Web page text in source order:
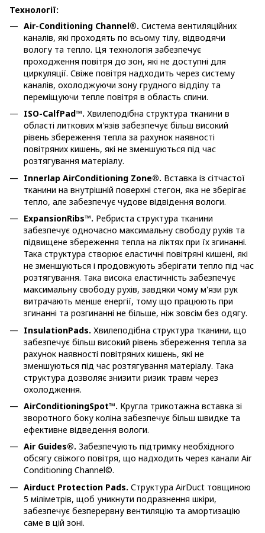
Технології:
Air-Conditioning Channel®. Система вентиляційних
каналів, які проходять по всьому тілу, відводячи
вологу та тепло. Ця технологія забезпечує
проходження повітря до зон, які не доступні для
циркуляції. Свіже повітря надходить через систему
каналів, охолоджуючи зону грудного відділу та
переміщуючи тепле повітря в область спини.
ISO-CalfPad™. Хвилеподібна структура тканини в
області литкових м'язів забезпечує більш високий
рівень збереження тепла за рахунок наявності
повітряних кишень, які не зменшуються під час
розтягування матеріалу.
Innerlap AirConditioning Zone®. Вставка із сітчастої
тканини на внутрішній поверхні стегон, яка не зберігає
тепло, але забезпечує чудове відвідення вологи.
ExpansionRibs™. Ребриста структура тканини
забезпечує одночасно максимальну свободу рухів та
підвищене збереження тепла на ліктях при їх згинанні.
Така структура створює еластичні повітряні кишені, які
не зменшуються і продовжують зберігати тепло під час
розтягування. Така висока еластичність забезпечує
максимальну свободу рухів, завдяки чому м'язи рук
витрачають менше енергії, тому що працюють при
згинанні та розгинанні не більше, ніж зовсім без одягу.
InsulationPads. Хвилеподібна структура тканини, що
забезпечує більш високий рівень збереження тепла за
рахунок наявності повітряних кишень, які не
зменшуються під час розтягування матеріалу. Така
структура дозволяє знизити ризик травм через
охолодження.
AirConditioningSpot™. Кругла трикотажна вставка зі
зворотного боку коліна забезпечує більш швидке та
ефективне відведення вологи.
Air Guides®. Забезпечують підтримку необхідного
обсягу свіжого повітря, що надходить через канали Air
Conditioning Channel©.
Airduct Protection Pads. Структура AirDuct товщиною
5 міліметрів, щоб уникнути подразнення шкіри,
забезпечує безперервну вентиляцію та амортизацію
саме в цій зоні.